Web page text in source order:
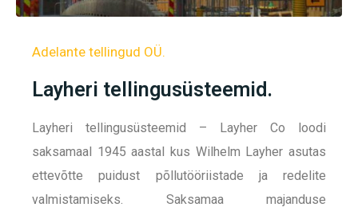
Adelante tellingud OÜ.
Layheri tellingusüsteemid.
Layheri tellingusüsteemid – Layher Co loodi
saksamaal 1945 aastal kus Wilhelm Layher asutas
ettevõtte puidust põllutööriistade ja redelite
valmistamiseks. Saksamaa majanduse